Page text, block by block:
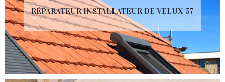
RÉPARATEUR INSTALLATEUR DE VELUX 57